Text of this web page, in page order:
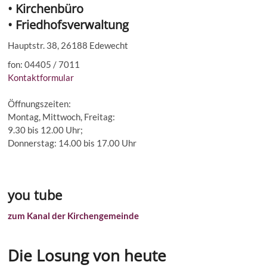
• Kirchenbüro
• Friedhofsverwaltung
Hauptstr. 38, 26188 Edewecht
fon: 04405 / 7011
Kontaktformular
Öffnungszeiten:
Montag, Mittwoch, Freitag:
9.30 bis 12.00 Uhr;
Donnerstag: 14.00 bis 17.00 Uhr
you tube
zum Kanal der Kirchengemeinde
Die Losung von heute